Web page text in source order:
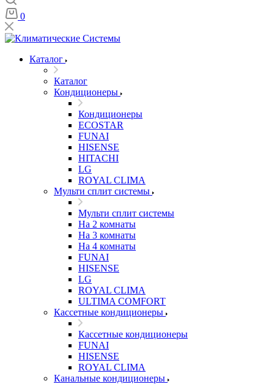
0
Каталог
Каталог
Кондиционеры
Кондиционеры
ECOSTAR
FUNAI
HISENSE
HITACHI
LG
ROYAL CLIMA
Мульти сплит системы
Мульти сплит системы
На 2 комнаты
На 3 комнаты
На 4 комнаты
FUNAI
HISENSE
LG
ROYAL CLIMA
ULTIMA COMFORT
Кассетные кондиционеры
Кассетные кондиционеры
FUNAI
HISENSE
ROYAL CLIMA
Канальные кондиционеры